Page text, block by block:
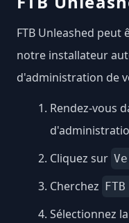
FTB Unleashed peut
notre installateur
d'administration de
Rendez-vous
Cliquez sur
Cherchez
Sélectionnez